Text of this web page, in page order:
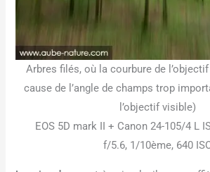
Arbres filés, où la courbure de
cause de l’angle de champs trop
l’objectif visible)
EOS 5D mark II + Canon 24-105/4 L
f/5.6, 1/10ème, 640